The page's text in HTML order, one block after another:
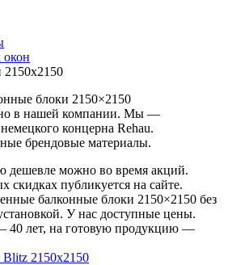
окон
2150x2150
блоки 2150×2150
в нашей компании. Мы —
концерна Rehau.
брендовые материалы.
дешевле можно во время акций.
скидках публикуется на сайте.
балконные блоки 2150×2150 без
У нас доступные цены.
40 лет, на готовую продукцию —
2150x2150